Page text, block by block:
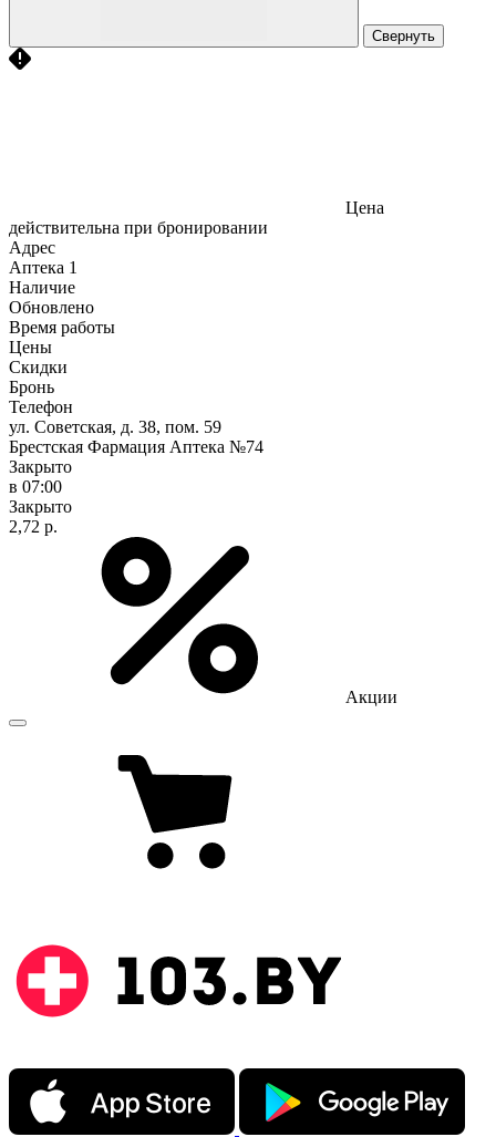
Свернуть
Цена
действительна при бронировании
Адрес
Аптека 1
Наличие
Обновлено
Время работы
Цены
Скидки
Бронь
Телефон
ул. Советская, д. 38, пом. 59
Брестская Фармация Аптека №74
Закрыто
в 07:00
Закрыто
2,72 р.
Акции